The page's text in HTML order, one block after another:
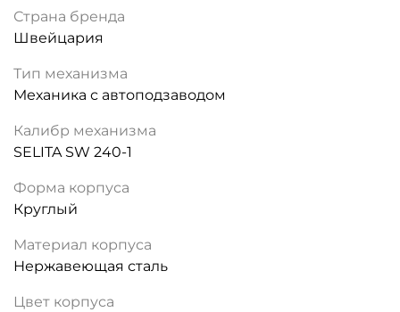
Страна бренда
Швейцария
Тип механизма
Механика с автоподзаводом
Калибр механизма
SELITA SW 240-1
Форма корпуса
Круглый
Материал корпуса
Нержавеющая сталь
Цвет корпуса